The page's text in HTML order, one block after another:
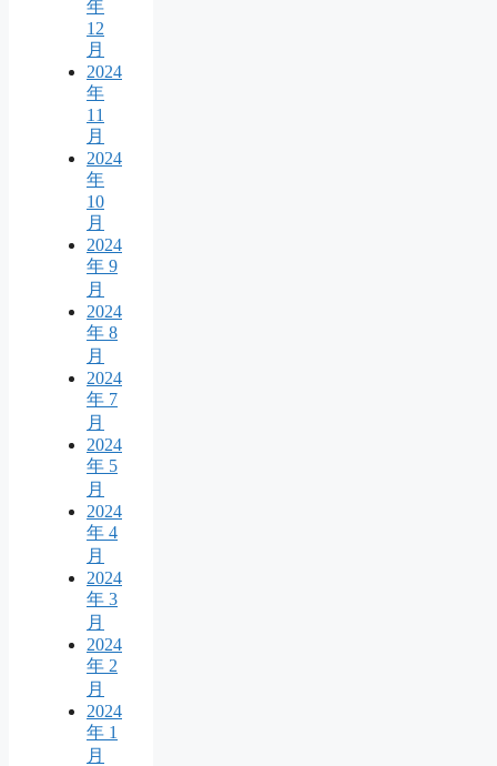
年
12
月
2024
年
11
月
2024
年
10
月
2024
年 9
月
2024
年 8
月
2024
年 7
月
2024
年 5
月
2024
年 4
月
2024
年 3
月
2024
年 2
月
2024
年 1
月